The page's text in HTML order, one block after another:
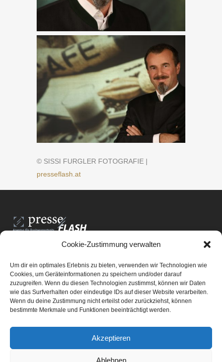
Cookie-Zustimmung verwalten
Um dir ein optimales Erlebnis zu bieten, verwenden wir Technologien wie
Cookies, um Geräteinformationen zu speichern und/oder darauf
zuzugreifen. Wenn du diesen Technologien zustimmst, können wir Daten
wie das Surfverhalten oder eindeutige IDs auf dieser Website verarbeiten.
Wenn du deine Zustimmung nicht erteilst oder zurückziehst, können
bestimmte Merkmale und Funktionen beeinträchtigt werden.
Akzeptieren
Ablehnen
© SISSI FURGLER FOTOGRAFIE |
presseflash.at
PresseFlash e.U.
Am Anger15/3/12
8061 St. Radegund bei Graz
E-Mail-Adresse:office@presseflash.at
UID-Nr. ATU 69512805